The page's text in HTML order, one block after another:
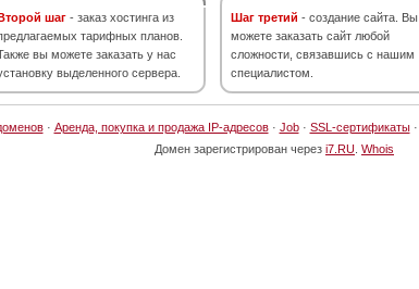
шаг - заказ хостинга из
тарифных планов.
вы можете заказать у нас
выделенного сервера.
Шаг третий - создание сайта. Вы
можете заказать сайт любой
сложности, связавшись с нашим
специалистом.
· Аренда, покупка и продажа IP-адресов· Job· SSL-сертификаты·
Домен зарегистрирован через i7.RU Whois